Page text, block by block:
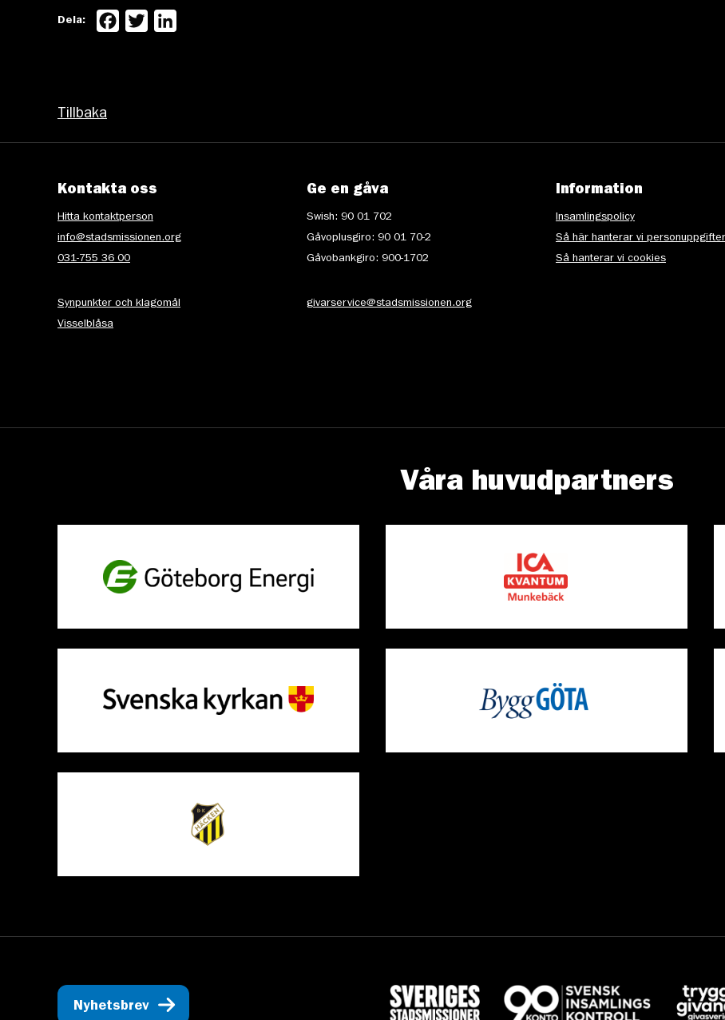
Dela: Facebook
Twitter
Tillbaka
Kontakta oss
Hitta kontaktperson
info@stadsmissionen.org
031-755 36 00
Synpunkter och klagomål
Visselblåsa
Ge en gåva
Swish: 90 01 702
Gåvoplusgiro: 90 01 70-2
Gåvobankgiro: 900-1702
givarservice@stadsmissionen.org
Information
Insamlingspolicy
Så här hanterar vi personuppgifter
Så hanterar vi cookies
Våra huvudpartners
Nyhetsbrev